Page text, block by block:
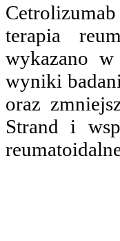
terapia
wykazano
wyniki
oraz
Strand i